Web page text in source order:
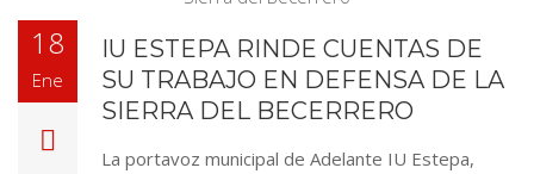
18
Ene
IU ESTEPA RINDE CUENTAS DE
SU TRABAJO EN DEFENSA DE LA
SIERRA DEL BECERRERO
La portavoz municipal de Adelante IU Estepa,